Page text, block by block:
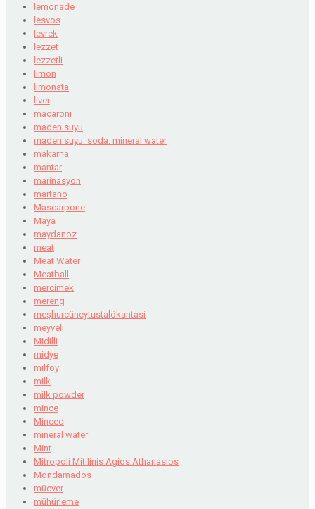
lemonade
lesvos
levrek
lezzet
lezzetli
limon
limonata
liver
macaroni
maden suyu
maden suyu. soda. mineral water
makarna
mantar
marinasyon
martano
Mascarpone
Maya
maydanoz
meat
Meat Water
Meatball
mercimek
mereng
meşhurcüneytustalökantasi
meyveli
Midilli
midye
milföy
milk
milk powder
mince
Minced
mineral water
Mint
Mitropoli Mitilinis Agios Athanasios
Mondamados
mücver
mühürleme